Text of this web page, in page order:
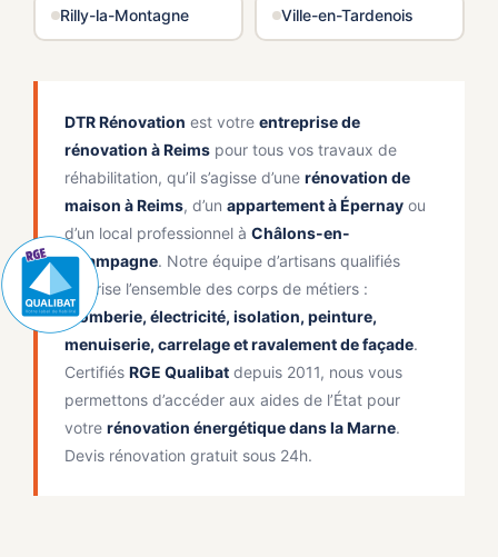
Rilly-la-Montagne Ville-en-Tardenois
DTR Rénovation est votre entreprise de
rénovation à Reims pour tous vos travaux de
réhabilitation, qu’il s’agisse d’une rénovation de
maison à Reims, d’un appartement à Épernay ou
d’un local professionnel à Châlons-en-
Champagne. Notre équipe d’artisans qualifiés
maîtrise l’ensemble des corps de métiers :
plomberie, électricité, isolation, peinture,
menuiserie, carrelage et ravalement de façade.
Certifiés RGE Qualibat depuis 2011, nous vous
permettons d’accéder aux aides de l’État pour
votre rénovation énergétique dans la Marne.
Devis rénovation gratuit sous 24h.